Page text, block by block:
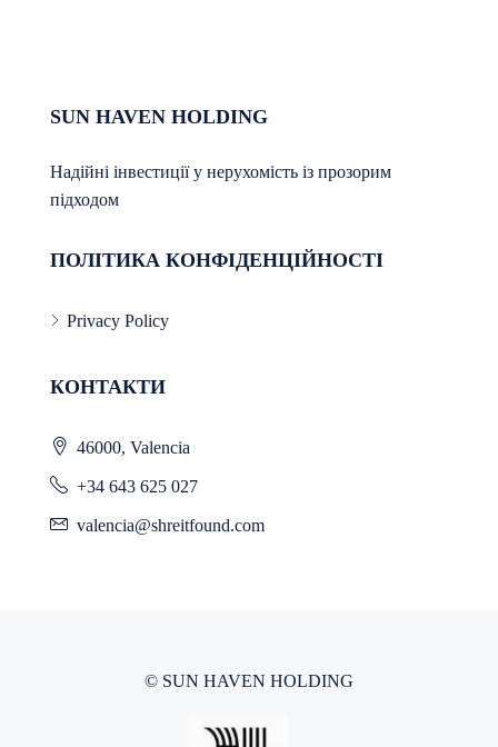
SUN HAVEN HOLDING
Надійні інвестиції у нерухомість із прозорим
підходом
ПОЛІТИКА КОНФІДЕНЦІЙНОСТІ
Privacy Policy
КОНТАКТИ
46000, Valencia
+34 643 625 027
valencia@shreitfound.com
© SUN HAVEN HOLDING